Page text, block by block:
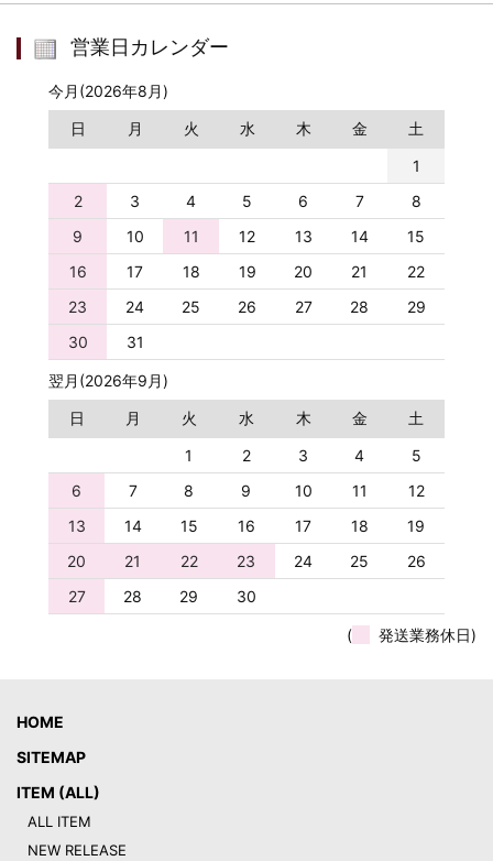
営業日カレンダー
今月(2026年8月)
日
月 火 水 木 金
土
1
2
3 4 5 6 7
8
9
10 11 12 13 14
15
16
17 18 19 20 21
22
23
24 25 26 27 28
29
30
31
翌月(2026年9月)
日
月 火 水 木 金
土
1
2 3 4
5
6
7 8 9 10 11
12
13
14 15 16 17 18
19
20
21 22 23 24 25
26
27
28 29 30
( 発送業務休日)
HOME
SITEMAP
ITEM (ALL)
ALL ITEM
NEW RELEASE